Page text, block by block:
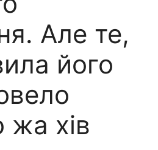
Але те,
його
жа хів